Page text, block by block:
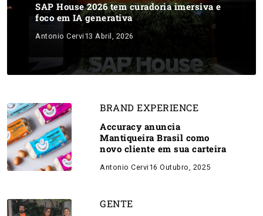
SAP House 2026 tem curadoria imersiva e
foco em IA generativa
Antonio Cervi13 Abril, 2026
BRAND EXPERIENCE
Accuracy anuncia
Mantiqueira Brasil como
novo cliente em sua carteira
Antonio Cervi 16 Outubro, 2025
GENTE